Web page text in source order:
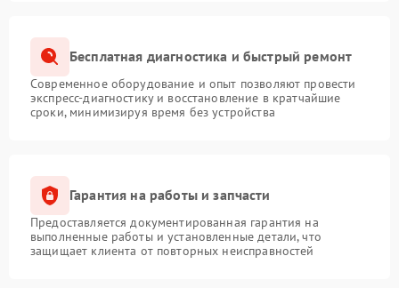
Бесплатная диагностика и быстрый ремонт
Современное оборудование и опыт позволяют провести
экспресс-диагностику и восстановление в кратчайшие
сроки, минимизируя время без устройства
Гарантия на работы и запчасти
Предоставляется документированная гарантия на
выполненные работы и установленные детали, что
защищает клиента от повторных неисправностей